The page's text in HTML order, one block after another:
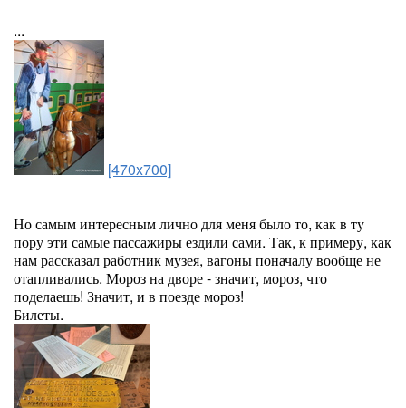
...
[470x700]
Но самым интересным лично для меня было то, как в ту
пору эти самые пассажиры ездили сами. Так, к примеру, как
нам рассказал работник музея, вагоны поначалу вообще не
отапливались. Мороз на дворе - значит, мороз, что
поделаешь! Значит, и в поезде мороз!
Билеты.